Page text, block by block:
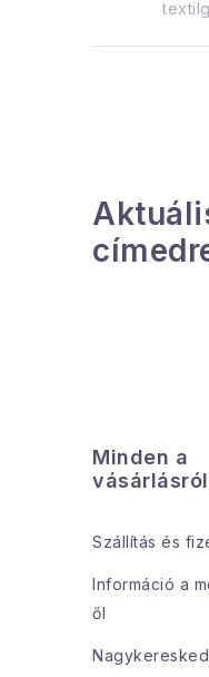
Minden a
vásárlásról
Szállítás és
Információ a
ől